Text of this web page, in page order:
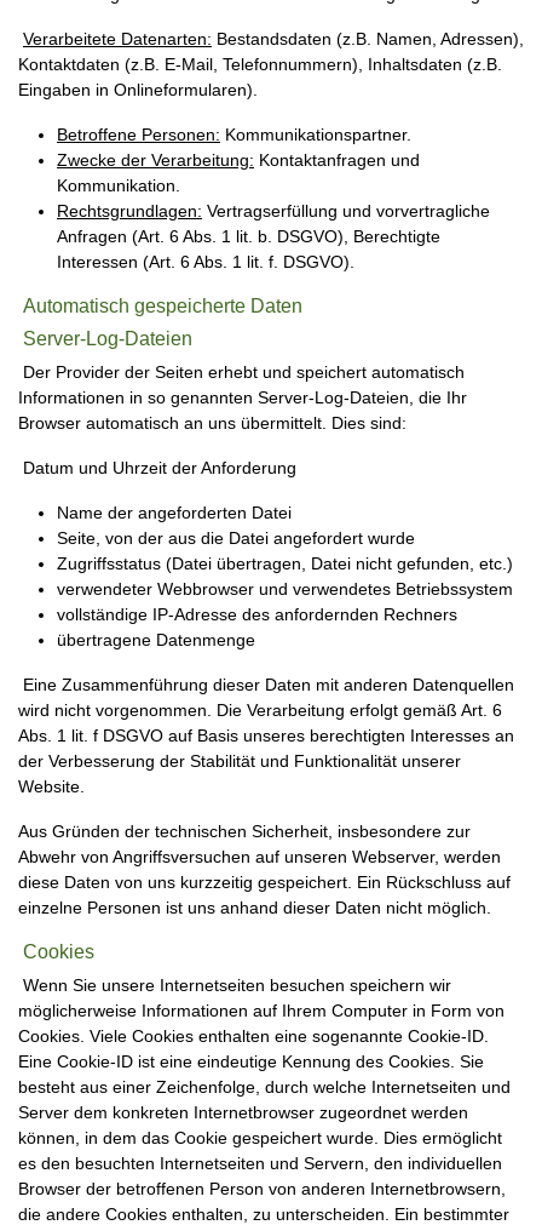
Verarbeitete Datenarten: Bestandsdaten (z.B. Namen, Adressen),
Kontaktdaten (z.B. E-Mail, Telefonnummern), Inhaltsdaten (z.B.
Eingaben in Onlineformularen).
Betroffene Personen: Kommunikationspartner.
Zwecke der Verarbeitung: Kontaktanfragen und
Kommunikation.
Rechtsgrundlagen: Vertragserfüllung und vorvertragliche
Anfragen (Art. 6 Abs. 1 lit. b. DSGVO), Berechtigte
Interessen (Art. 6 Abs. 1 lit. f. DSGVO).
Automatisch gespeicherte Daten
Server-Log-Dateien
Der Provider der Seiten erhebt und speichert automatisch
Informationen in so genannten Server-Log-Dateien, die Ihr
Browser automatisch an uns übermittelt. Dies sind:
Datum und Uhrzeit der Anforderung
Name der angeforderten Datei
Seite, von der aus die Datei angefordert wurde
Zugriffsstatus (Datei übertragen, Datei nicht gefunden, etc.)
verwendeter Webbrowser und verwendetes Betriebssystem
vollständige IP-Adresse des anfordernden Rechners
übertragene Datenmenge
Eine Zusammenführung dieser Daten mit anderen Datenquellen
wird nicht vorgenommen. Die Verarbeitung erfolgt gemäß Art. 6
Abs. 1 lit. f DSGVO auf Basis unseres berechtigten Interesses an
der Verbesserung der Stabilität und Funktionalität unserer
Website.
Aus Gründen der technischen Sicherheit, insbesondere zur
Abwehr von Angriffsversuchen auf unseren Webserver, werden
diese Daten von uns kurzzeitig gespeichert. Ein Rückschluss auf
einzelne Personen ist uns anhand dieser Daten nicht möglich.
Cookies
Wenn Sie unsere Internetseiten besuchen speichern wir
möglicherweise Informationen auf Ihrem Computer in Form von
Cookies. Viele Cookies enthalten eine sogenannte Cookie-ID.
Eine Cookie-ID ist eine eindeutige Kennung des Cookies. Sie
besteht aus einer Zeichenfolge, durch welche Internetseiten und
Server dem konkreten Internetbrowser zugeordnet werden
können, in dem das Cookie gespeichert wurde. Dies ermöglicht
es den besuchten Internetseiten und Servern, den individuellen
Browser der betroffenen Person von anderen Internetbrowsern,
die andere Cookies enthalten, zu unterscheiden. Ein bestimmter